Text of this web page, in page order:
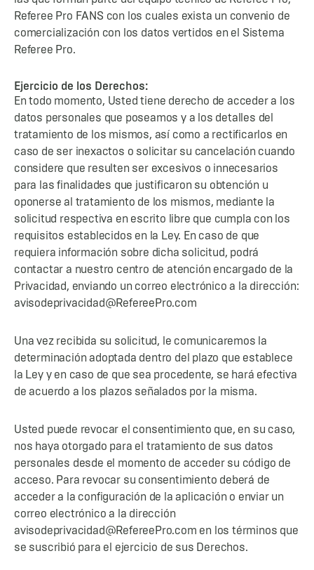
Referee Pro FANS con los cuales exista un convenio de
comercialización con los datos vertidos en el Sistema
Referee Pro.
Ejercicio de los Derechos:
En todo momento, Usted tiene derecho de acceder a los
datos personales que poseamos y a los detalles del
tratamiento de los mismos, así como a rectificarlos en
caso de ser inexactos o solicitar su cancelación cuando
considere que resulten ser excesivos o innecesarios
para las finalidades que justificaron su obtención u
oponerse al tratamiento de los mismos, mediante la
solicitud respectiva en escrito libre que cumpla con los
requisitos establecidos en la Ley. En caso de que
requiera información sobre dicha solicitud, podrá
contactar a nuestro centro de atención encargado de la
Privacidad, enviando un correo electrónico a la dirección:
avisodeprivacidad@RefereePro.com
Una vez recibida su solicitud, le comunicaremos la
determinación adoptada dentro del plazo que establece
la Ley y en caso de que sea procedente, se hará efectiva
de acuerdo a los plazos señalados por la misma.
Usted puede revocar el consentimiento que, en su caso,
nos haya otorgado para el tratamiento de sus datos
personales desde el momento de acceder su código de
acceso. Para revocar su consentimiento deberá de
acceder a la configuración de la aplicación o enviar un
correo electrónico a la dirección
avisodeprivacidad@RefereePro.com en los términos que
se suscribió para el ejercicio de sus Derechos.